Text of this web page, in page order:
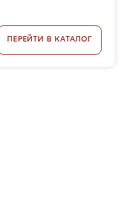
ПЕРЕЙТИ В КАТАЛОГ